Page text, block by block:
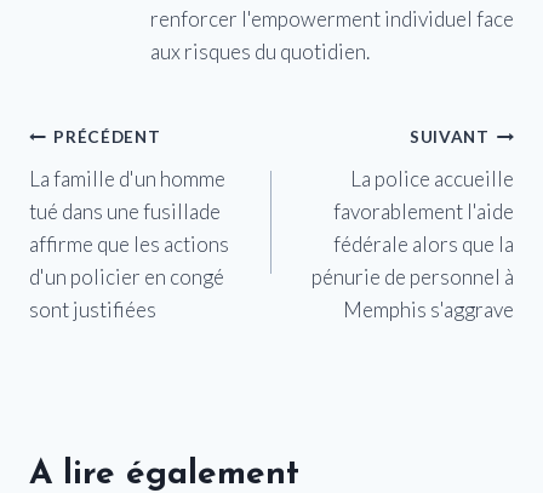
renforcer l'empowerment individuel face
aux risques du quotidien.
Navigation
de
l’article
PRÉCÉDENT
La famille d'un homme
tué dans une fusillade
affirme que les actions
d'un policier en congé
sont justifiées
SUIVANT
La police accueille
favorablement l'aide
fédérale alors que la
pénurie de personnel à
Memphis s'aggrave
A lire également